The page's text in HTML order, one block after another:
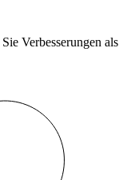
Verbesserungen als